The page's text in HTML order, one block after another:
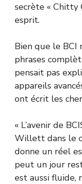
secrète « Chitty
esprit.
Bien que le BCI
phrases
pensait pas
appareils
ont écrit les
« L’avenir de
Willett dans le
donne un réel
peut un jour
est aussi